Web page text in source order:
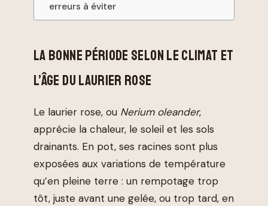
erreurs à éviter
LA BONNE PÉRIODE SELON LE CLIMAT ET
L’ÂGE DU LAURIER ROSE
Le laurier rose, ou Nerium oleander,
apprécie la chaleur, le soleil et les sols
drainants. En pot, ses racines sont plus
exposées aux variations de température
qu’en pleine terre : un rempotage trop
tôt, juste avant une gelée, ou trop tard, en